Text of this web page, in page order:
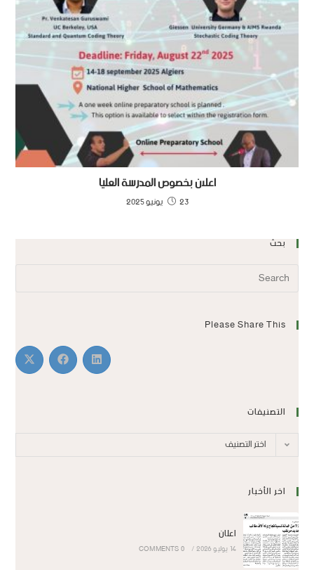
اعلان بخصوص المدرسة العليا
23 يونيو 2025
بحث
Please Share This
التصنيفات
اختر التصنيف
اخر الأخبار
اعلان
14 يوليو 2026 /
0 COMMENTS